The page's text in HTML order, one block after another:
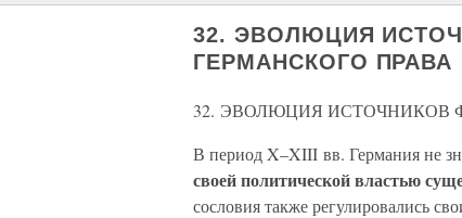
32. ЭВОЛЮЦИЯ
ГЕРМАНСКОГО ПРАВА
32. ЭВОЛЮЦИЯ ИСТОЧНИКОВ
В период X–XIII вв. Германия не
своей политической властью
сословия также регулировались